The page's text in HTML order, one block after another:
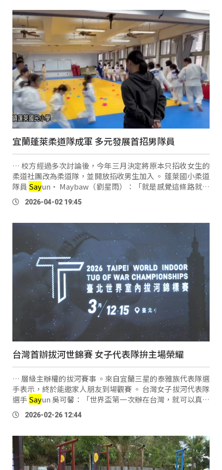
宜蘭蓬萊柔道隊成軍 多元發展首招男隊員
… 校方經過多次討論後，今年三月決定將原本只招收女生的
柔道社團改為柔道隊，並開放招收男生加入 。 蓬萊國小柔道
隊員 Sayun· Maybaw（劉星雨）：「就是感覺這條路就是
很特別，因為我一開始是不知道有柔道這個東西，然後我就
想說試試參加好了，然後後面 …
2026-04-02 19:45
台灣首辦拔河世錦賽 女子代表隊拚主場榮耀
… 層級主辦權的拔河賽事 。來自宜蘭三星的泰雅族代表隊選
手表示，終於能邀家人朋友到場觀賽 。 台灣女子拔河代表隊
選手Sayun 吳可馨：「世界盃第一次辦在台灣，就可以真正
讓世界看到台灣的厲害，然後也可以邀請家人朋友來看 。因
為他們平常都只 …
2026-02-26 12:44